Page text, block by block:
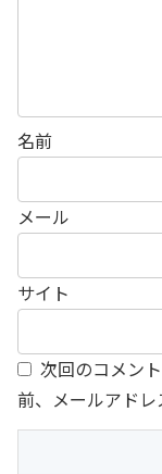
名前
メール
サイト
次回のコメン
前、メールアドレ